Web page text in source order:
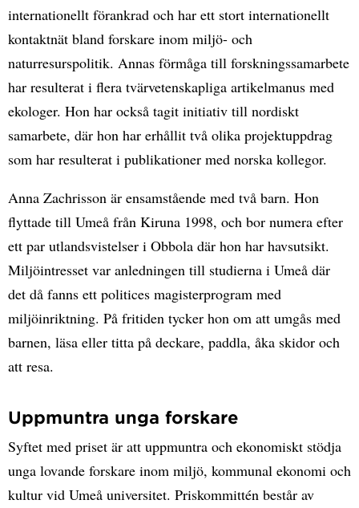
internationellt förankrad och har ett stort internationellt
kontaktnät bland forskare inom miljö- och
naturresurspolitik. Annas förmåga till forskningssamarbete
har resulterat i flera tvärvetenskapliga artikelmanus med
ekologer. Hon har också tagit initiativ till nordiskt
samarbete, där hon har erhållit två olika projektuppdrag
som har resulterat i publikationer med norska kollegor.
Anna Zachrisson är ensamstående med två barn. Hon
flyttade till Umeå från Kiruna 1998, och bor numera efter
ett par utlandsvistelser i Obbola där hon har havsutsikt.
Miljöintresset var anledningen till studierna i Umeå där
det då fanns ett politices magisterprogram med
miljöinriktning. På fritiden tycker hon om att umgås med
barnen, läsa eller titta på deckare, paddla, åka skidor och
att resa.
Uppmuntra unga forskare
Syftet med priset är att uppmuntra och ekonomiskt stödja
unga lovande forskare inom miljö, kommunal ekonomi och
kultur vid Umeå universitet. Priskommittén består av